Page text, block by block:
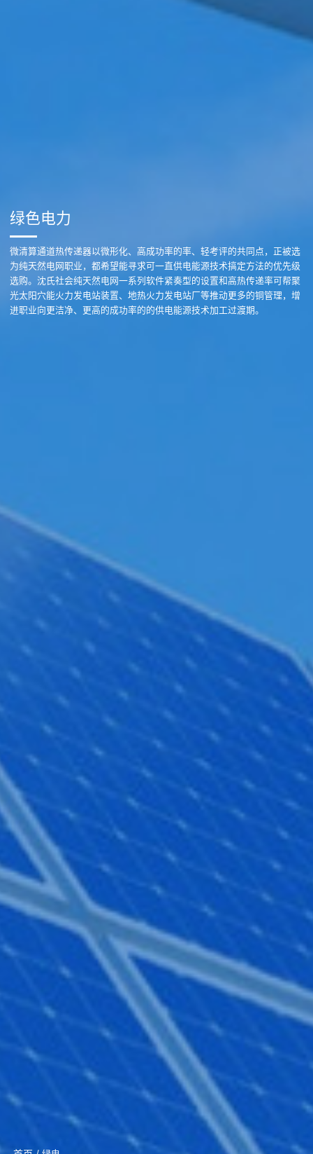
绿色电力
微清算通道热传递器以微形化、高成功率的率、轻考评的共同点，正被选
为纯天然电网职业，都希望能寻求可一直供电能源技术搞定方法的优先级
选购。沈氏社会纯天然电网一系列软件紧奏型的设置和高热传递率可帮聚
光太阳穴能火力发电站装置、地热火力发电站厂等推动更多的铜管理，增
进职业向更洁净、更高的成功率的的供电能源技术加工过渡期。